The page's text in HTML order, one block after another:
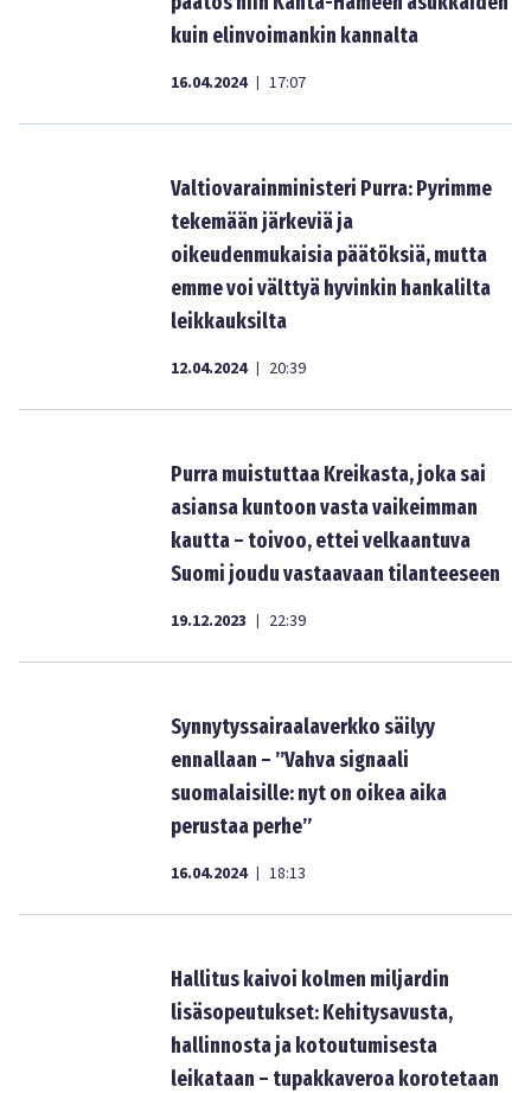
kuin elinvoimankin kannalta
16.04.2024 | 17:07
Valtiovarainministeri Purra: Pyrimme
tekemään järkeviä ja
oikeudenmukaisia päätöksiä, mutta
emme voi välttyä hyvinkin hankalilta
leikkauksilta
12.04.2024 | 20:39
Purra muistuttaa Kreikasta, joka sai
asiansa kuntoon vasta vaikeimman
kautta – toivoo, ettei velkaantuva
Suomi joudu vastaavaan tilanteeseen
19.12.2023 | 22:39
Synnytyssairaalaverkko säilyy
ennallaan – ”Vahva signaali
suomalaisille: nyt on oikea aika
perustaa perhe”
16.04.2024 | 18:13
Hallitus kaivoi kolmen miljardin
lisäsopeutukset: Kehitysavusta,
hallinnosta ja kotoutumisesta
leikataan – tupakkaveroa korotetaan